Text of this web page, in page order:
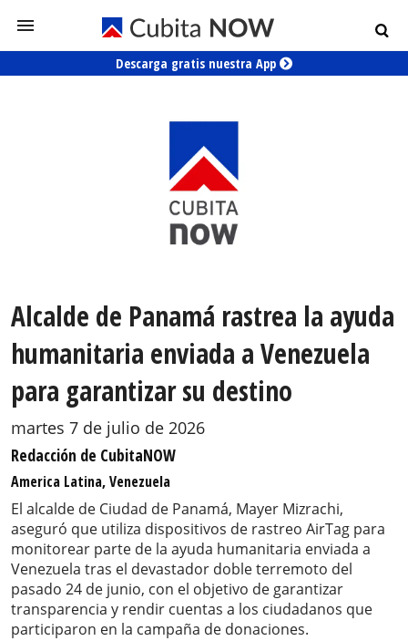
Descarga gratis nuestra App
Alcalde de Panamá rastrea la ayuda
humanitaria enviada a Venezuela
para garantizar su destino
martes 7 de julio de 2026
Redacción de CubitaNOW
America Latina, Venezuela
El alcalde de Ciudad de Panamá, Mayer Mizrachi,
aseguró que utiliza dispositivos de rastreo AirTag para
monitorear parte de la ayuda humanitaria enviada a
Venezuela tras el devastador doble terremoto del
pasado 24 de junio, con el objetivo de garantizar
transparencia y rendir cuentas a los ciudadanos que
participaron en la campaña de donaciones.